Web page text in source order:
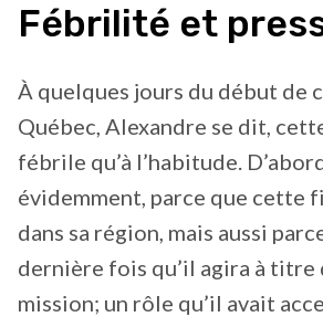
Fébrilité et
À quelques jours du début de
Québec, Alexandre se dit,
fébrile qu’à l’habitude.
évidemment, parce que cette
dans sa région, mais aussi
dernière fois qu’il agira à titre
mission; un rôle qu’il avait